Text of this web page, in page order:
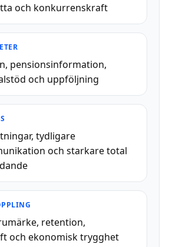
och konkurrenskraft
pensionsinformation,
och uppföljning
tydligare
och starkare total
retention,
och ekonomisk trygghet